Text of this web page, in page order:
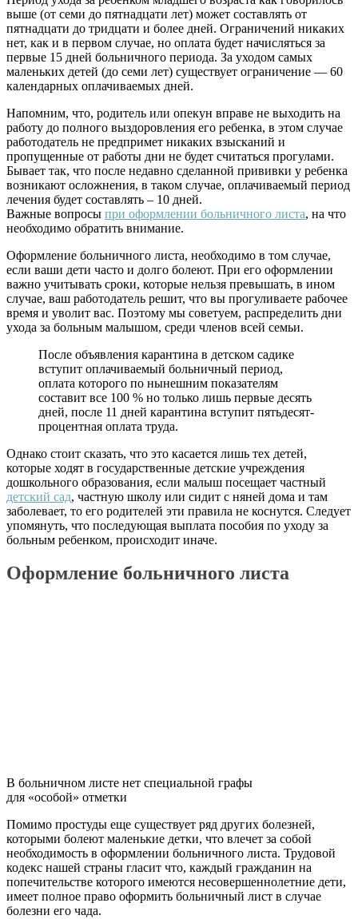
выше (от семи до пятнадцати лет) может составлять от
пятнадцати до тридцати и более дней. Ограничений никаких
нет, как и в первом случае, но оплата будет начисляться за
первые 15 дней больничного периода. За уходом самых
маленьких детей (до семи лет) существует ограничение — 60
календарных оплачиваемых дней.
Напомним, что, родитель или опекун вправе не выходить на
работу до полного выздоровления его ребенка, в этом случае
работодатель не предпримет никаких взысканий и
пропущенные от работы дни не будет считаться прогулами.
Бывает так, что после недавно сделанной прививки у ребенка
возникают осложнения, в таком случае, оплачиваемый период
лечения будет составлять – 10 дней.
Важные вопросы при оформлении больничного листа, на что
необходимо обратить внимание.
Оформление больничного листа, необходимо в том случае,
если ваши дети часто и долго болеют. При его оформлении
важно учитывать сроки, которые нельзя превышать, в ином
случае, ваш работодатель решит, что вы прогуливаете рабочее
время и уволит вас. Поэтому мы советуем, распределить дни
ухода за больным малышом, среди членов всей семьи.
После объявления карантина в детском садике
вступит оплачиваемый больничный период,
оплата которого по нынешним показателям
составит все 100 % но только лишь первые десять
дней, после 11 дней карантина вступит пятьдесят-
процентная оплата труда.
Однако стоит сказать, что это касается лишь тех детей,
которые ходят в государственные детские учреждения
дошкольного образования, если малыш посещает частный
детский сад, частную школу или сидит с няней дома и там
заболевает, то его родителей эти правила не коснутся. Следует
упомянуть, что последующая выплата пособия по уходу за
больным ребенком, происходит иначе.
Оформление больничного листа
В больничном листе нет специальной графы
для «особой» отметки
Помимо простуды еще существует ряд других болезней,
которыми болеют маленькие детки, что влечет за собой
необходимость в оформлении больничного листа. Трудовой
кодекс нашей страны гласит что, каждый гражданин на
попечительстве которого имеются несовершеннолетние дети,
имеет полное право оформить больничный лист в случае
болезни его чада.